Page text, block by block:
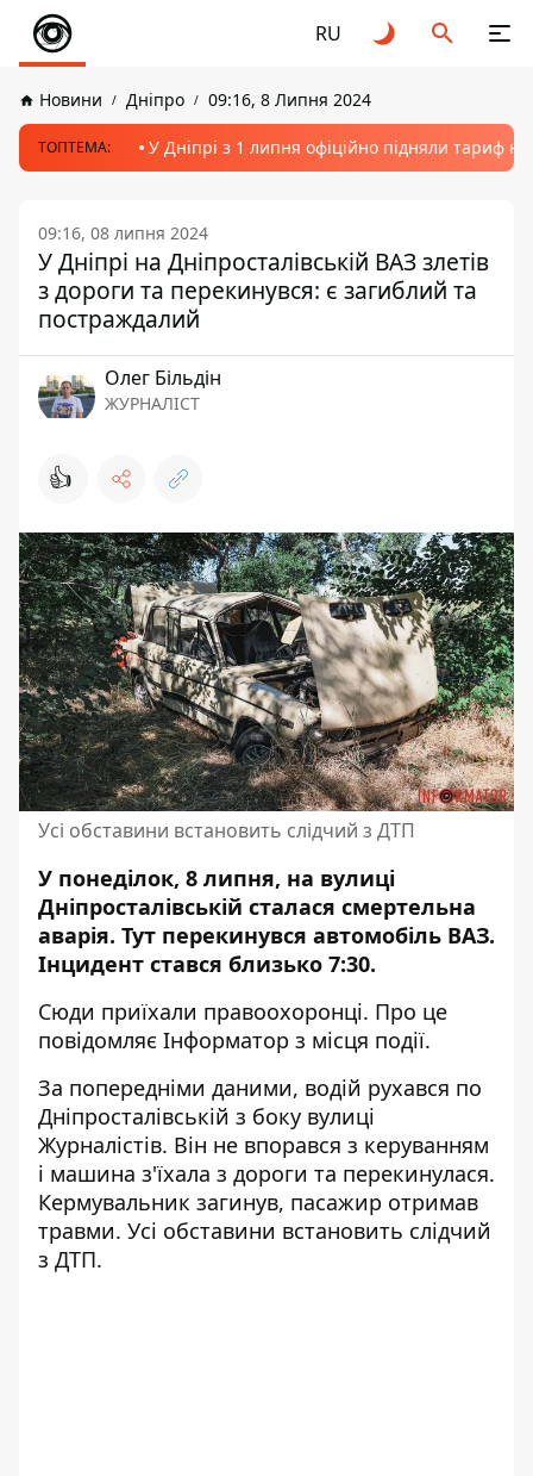
RU
Новини Дніпро 09:16, 8 Липня 2024
ТОПТЕМА: У Дніпрі з 1 липня офіційно підняли тариф
09:16, 08 липня 2024
У Дніпрі на Дніпросталівській ВАЗ злетів
з дороги та перекинувся: є загиблий та
постраждалий
Олег Більдін
ЖУРНАЛІСТ
👍
Усі обставини встановить слідчий з ДТП
У понеділок, 8 липня, на вулиці
Дніпросталівській сталася смертельна
аварія. Тут перекинувся автомобіль ВАЗ.
Інцидент стався близько 7:30.
Сюди приїхали правоохоронці. Про це
повідомляє Інформатор з місця події.
За попередніми даними, водій рухався по
Дніпросталівській з боку вулиці
Журналістів. Він не впорався з керуванням
і машина з'їхала з дороги та перекинулася.
Кермувальник загинув, пасажир отримав
травми. Усі обставини встановить слідчий
з ДТП.